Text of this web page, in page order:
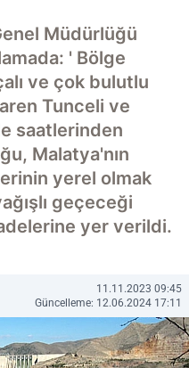
Müdürlüğü
' Bölge
ve çok bulutlu
Tunceli ve
saatlerinden
Malatya'nın
yerel olmak
geçeceği
yer verildi.
11.11.2023 09:45
Güncelleme: 12.06.2024 17:11